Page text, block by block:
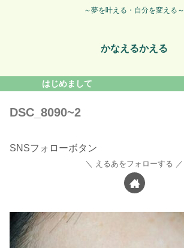
～夢を叶える・自分を変える～
かなえるかえる
はじめまして
DSC_8090~2
SNSフォローボタン
えるあをフォローする